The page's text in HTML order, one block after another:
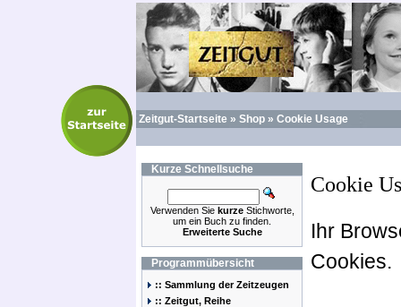
Zeitgut-Startseite » Shop » Cookie Usage
Kurze Schnellsuche
Verwenden Sie kurzeStichworte,
um ein Buch zu finden.
Erweiterte Suche
Programmübersicht
:: Sammlung der Zeitzeugen
:: Zeitgut, Reihe
Cookie
Ihr
Cookies.